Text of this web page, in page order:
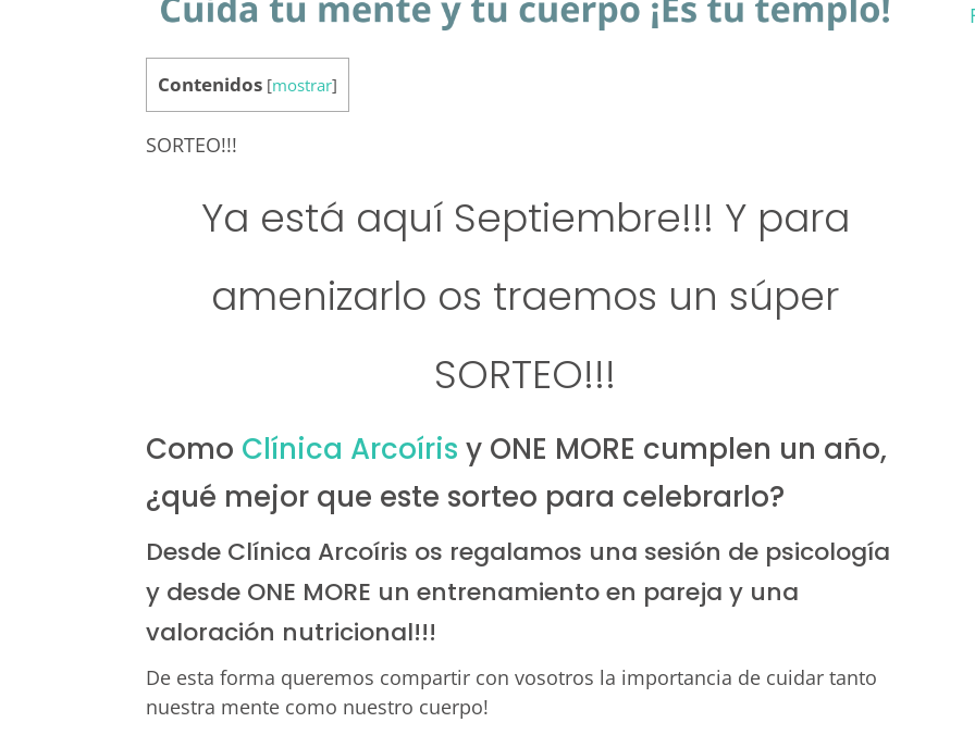
Contenidos [mostrar]
SORTEO!!!
Ya está aquí Septiembre!!! Y para
amenizarlo os traemos un súper
SORTEO!!!
Como Clínica Arcoíris y ONE MORE cumplen un año,
¿qué mejor que este sorteo para celebrarlo?
Desde Clínica Arcoíris os regalamos una sesión de psicología
y desde ONE MORE un entrenamiento en pareja y una
valoración nutricional!!!
De esta forma queremos compartir con vosotros la importancia de cuidar tanto
nuestra mente como nuestro cuerpo!